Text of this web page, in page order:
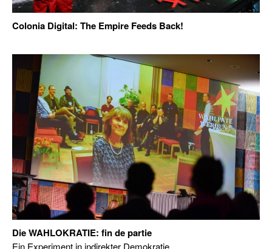
Colonia Digital: The Empire Feeds Back!
Die WAHLOKRATIE: fin de partie
Ein Experiment in indirekter Demokratie